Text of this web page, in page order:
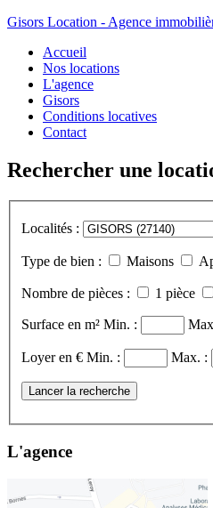
Gisors Location - Agence
Accueil
Nos locations
L'agence
Gisors
Conditions locatives
Contact
Rechercher une
Localités :
Type de bien : Maisons
Nombre de pièces : 1 pièce
Surface en m² Min. :
Loyer en € Min. : Max. :
Lancer la recherche
L'agence